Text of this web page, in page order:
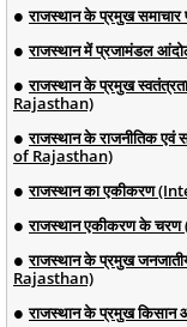
राजस्थान के प्रमुख
राजस्थान में प्रजामंडल
राजस्थान के प्रमुख
Rajasthan)
राजस्थान के राजनीतिक
of Rajasthan)
राजस्थान का एकीकरण
राजस्थान एकीकरण के
राजस्थान के प्रमुख
Rajasthan)
राजस्थान के प्रमुख